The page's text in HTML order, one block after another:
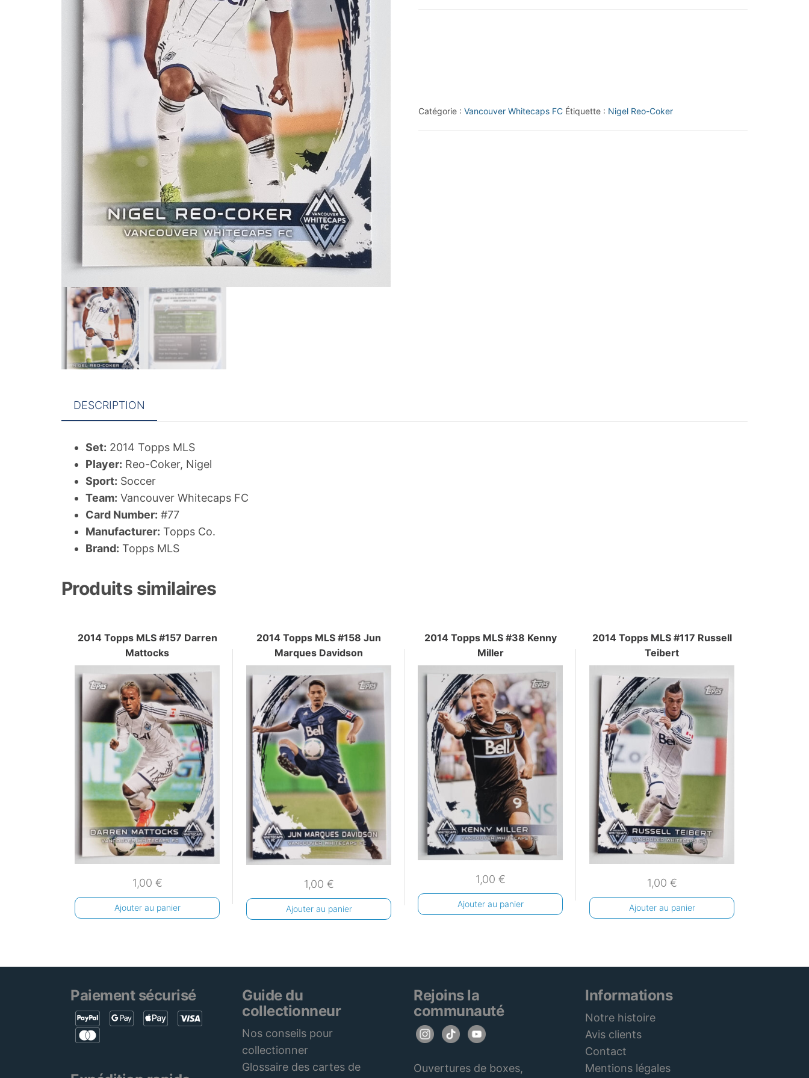
Coker
Catégorie : Vancouver Whitecaps FC Étiquette : Nigel Reo-Coker
DESCRIPTION
Set: 2014 Topps MLS
Player: Reo-Coker, Nigel
Sport: Soccer
Team: Vancouver Whitecaps FC
Card Number: #77
Manufacturer: Topps Co.
Brand: Topps MLS
Produits similaires
2014 Topps MLS #157 Darren
Mattocks
1,00 €
Ajouter au panier
2014 Topps MLS #158 Jun
Marques Davidson
1,00 €
Ajouter au panier
2014 Topps MLS #38 Kenny
Miller
1,00 €
Ajouter au panier
2014 Topps MLS #117 Russell
Teibert
1,00 €
Ajouter au panier
Paiement sécurisé
Guide du
collectionneur
Nos conseils pour
collectionner
Glossaire des cartes de
Rejoins la
communauté
Ouvertures de boxes,
Informations
Notre histoire
Avis clients
Contact
Mentions légales